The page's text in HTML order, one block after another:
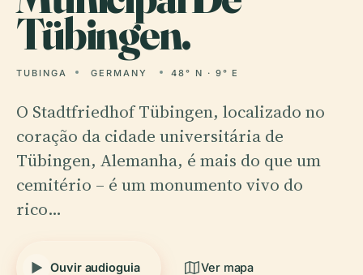
Tübingen.
TUBINGA GERMANY 48° N · 9° E
O Stadtfriedhof Tübingen, localizado no
coração da cidade universitária de
Tübingen, Alemanha, é mais do que um
cemitério – é um monumento vivo do
rico…
Ouvir audioguia Ver mapa